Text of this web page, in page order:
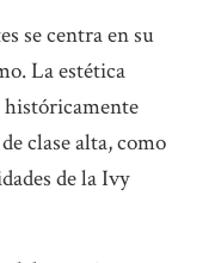
se centra en su
La estética
clase alta, como
de la Ivy